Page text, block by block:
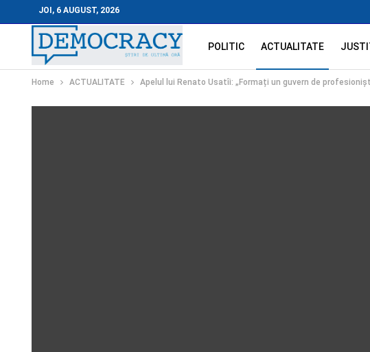
JOI, 6 AUGUST, 2026
POLITIC ACTUALITATE
Home ACTUALITATE Apelul lui Renato Usatîi: „Formați un guvern de